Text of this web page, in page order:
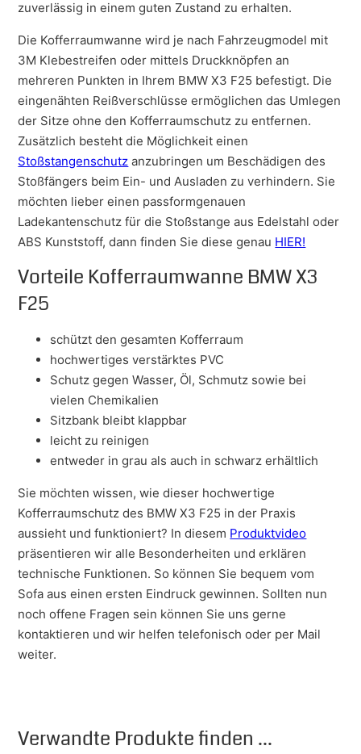
zuverlässig in einem guten Zustand zu erhalten.
Die Kofferraumwanne wird je nach Fahrzeugmodel mit
3M Klebestreifen oder mittels Druckknöpfen an
mehreren Punkten in Ihrem BMW X3 F25 befestigt. Die
eingenähten Reißverschlüsse ermöglichen das Umlegen
der Sitze ohne den Kofferraumschutz zu entfernen.
Zusätzlich besteht die Möglichkeit einen
Stoßstangenschutz anzubringen um Beschädigen des
Stoßfängers beim Ein- und Ausladen zu verhindern. Sie
möchten lieber einen passformgenauen
Ladekantenschutz für die Stoßstange aus Edelstahl oder
ABS Kunststoff, dann finden Sie diese genau HIER!
Vorteile Kofferraumwanne BMW X3
F25
schützt den gesamten Kofferraum
hochwertiges verstärktes PVC
Schutz gegen Wasser, Öl, Schmutz sowie bei
vielen Chemikalien
Sitzbank bleibt klappbar
leicht zu reinigen
entweder in grau als auch in schwarz erhältlich
Sie möchten wissen, wie dieser hochwertige
Kofferraumschutz des BMW X3 F25 in der Praxis
aussieht und funktioniert? In diesem Produktvideo
präsentieren wir alle Besonderheiten und erklären
technische Funktionen. So können Sie bequem vom
Sofa aus einen ersten Eindruck gewinnen. Sollten nun
noch offene Fragen sein können Sie uns gerne
kontaktieren und wir helfen telefonisch oder per Mail
weiter.
Verwandte Produkte finden ...